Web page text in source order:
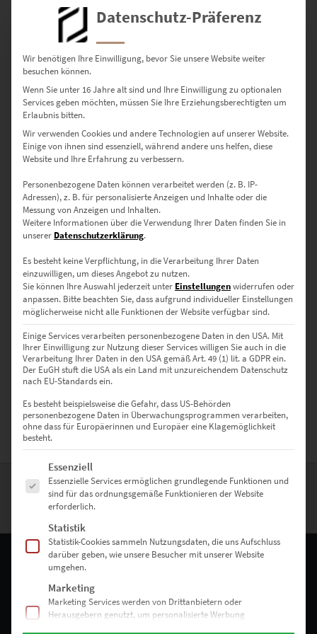
EZ00734 Edinburgh At the Speed of Light
€24,90 1.099,00
Enthält 19% Mwst.
zzgl.Versand
Lieferzeit: ca. 10 Werktage
Wenn Du Edinburgh Bilder kaufen willst, dann bist Du hier richtig.
Hier gibt es hochwertige Fotografien, die in Edinburgh entstanden
sind und als Wandbild bestellt werden können; z.B. als Leinwand
auf Keilrahmen, als Poster oder auch hinter Acrylglas.
Wandbildgrößen sind bis 150cm konfigurierbar aber auch größere
Größen und als Akustikbilder sind diese Edinburgh Bilder erhältlich.
Nutze hierfür oder bei weiteren Fragen das
nun viel Spaß beim Stöbern des Shops.
RECHTLICHES
Impressum
Datenschutz-Präferenz
Wir benötigen Ihre Einwilligung, bevor Sie unsere Website weiter
besuchen können.
Wenn Sie unter 16 Jahre alt sind und Ihre Einwilligung zu optionalen
Services geben möchten, müssen Sie Ihre Erziehungsberechtigten um
Erlaubnis bitten.
Wir verwenden Cookies und andere Technologien auf unserer Website.
Einige von ihnen sind essenziell, während andere uns helfen, diese
Website und Ihre Erfahrung zu verbessern.
Personenbezogene Daten können verarbeitet werden (z. B. IP-
Adressen), z. B. für personalisierte Anzeigen und Inhalte oder die
Messung von Anzeigen und Inhalten.
Weitere Informationen über die Verwendung Ihrer Daten finden Sie in
unserer Datenschutzerklärung.
Es besteht keine Verpflichtung, in die Verarbeitung Ihrer Daten
einzuwilligen, um dieses Angebot zu nutzen.
Sie können Ihre Auswahl jederzeit unter Einstellungenwiderrufen oder
anpassen. Bitte beachten Sie, dass aufgrund individueller Einstellungen
möglicherweise nicht alle Funktionen der Website verfügbar sind.
Einige Services verarbeiten personenbezogene Daten in den USA. Mit
Ihrer Einwilligung zur Nutzung dieser Services willigen Sie auch in die
Verarbeitung Ihrer Daten in den USA gemäß Art. 49 (1) lit. a GDPR ein.
Der EuGH stuft die USA als ein Land mit unzureichendem Datenschutz
nach EU-Standards ein.
Es besteht beispielsweise die Gefahr, dass US-Behörden
personenbezogene Daten in Überwachungsprogrammen verarbeiten,
ohne dass für Europäerinnen und Europäer eine Klagemöglichkeit
besteht.
Es folgt eine Liste der Service-Gruppen, für die eine Einwilligung
Essenziell
Essenzielle Services ermöglichen grundlegende Funktionen und
sind für das ordnungsgemäße Funktionieren der Website
erforderlich.
Statistik
Statistik-Cookies sammeln Nutzungsdaten, die uns Aufschluss
darüber geben, wie unsere Besucher mit unserer Website
umgehen.
Marketing
Marketing Services werden von Drittanbietern oder
Herausgebern genutzt, um personalisierte Werbung